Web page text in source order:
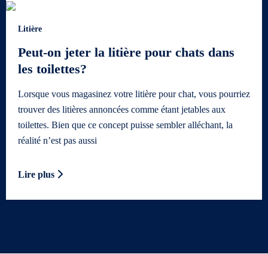
Litière
Peut-on jeter la litière pour chats dans
les toilettes?
Lorsque vous magasinez votre litière pour chat, vous pourriez
trouver des litières annoncées comme étant jetables aux
toilettes. Bien que ce concept puisse sembler alléchant, la
réalité n’est pas aussi
Lire plus